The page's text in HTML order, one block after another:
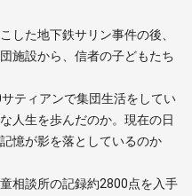
した地下鉄サリン事件の後、
施設から、信者の子どもたち
ティアンで集団生活をしてい
人生を歩んだのか。現在の日
憶が影を落としているのか
相談所の記録約2800点を入手